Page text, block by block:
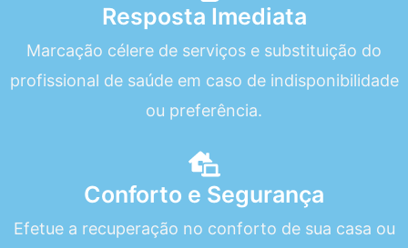
Resposta Imediata
Marcação célere de serviços e substituição do
profissional de saúde em caso de indisponibilidade
ou preferência.
Conforto e Segurança
Efetue a recuperação no conforto de sua casa ou